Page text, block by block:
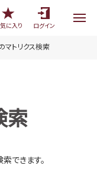
に入り
ログイン
トリクス検索
索
できます。